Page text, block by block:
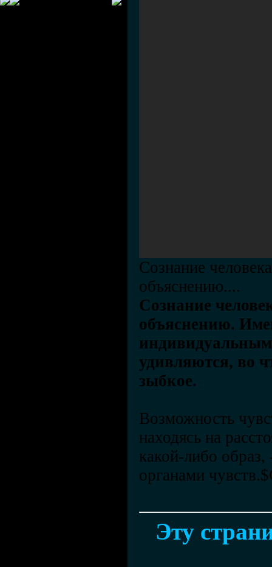
Сознание
объяснению....
Сознание
объяснению.
удивляются, во
зыбкое.
Возможность
находясь на
какой-либо
органами чувств.
Эту